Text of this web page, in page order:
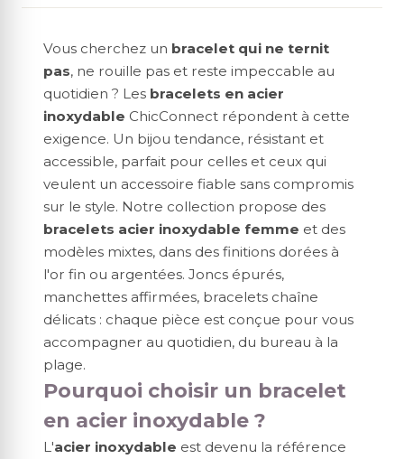
Vous cherchez un bracelet qui ne ternit
pas, ne rouille pas et reste impeccable au
quotidien ? Les bracelets en acier
inoxydable ChicConnect répondent à cette
exigence. Un bijou tendance, résistant et
accessible, parfait pour celles et ceux qui
veulent un accessoire fiable sans compromis
sur le style. Notre collection propose des
bracelets acier inoxydable femme et des
modèles mixtes, dans des finitions dorées à
l'or fin ou argentées. Joncs épurés,
manchettes affirmées, bracelets chaîne
délicats : chaque pièce est conçue pour vous
accompagner au quotidien, du bureau à la
plage.
Pourquoi choisir un bracelet
en acier inoxydable ?
L'acier inoxydable est devenu la référence